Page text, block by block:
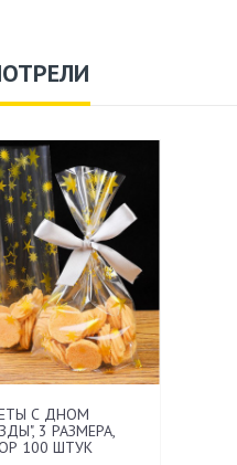
С ДНОМ
3 РАЗМЕРА,
100 ШТУК